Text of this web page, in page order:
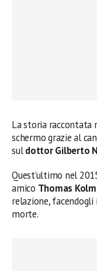
La storia raccontata
schermo grazie al
suldottor Gilberto
Quest’ultimo nel
amico Thomas
relazione, facendogli
morte.